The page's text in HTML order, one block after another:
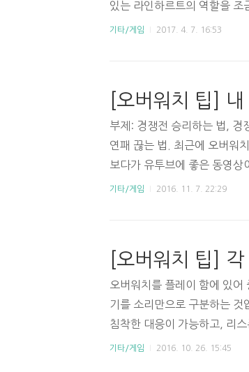
있는 라인하르트의 역할을
번 국도) - 공격팀이 화물을
1 아나 (공격력 80 → 60) - 이
또 너프가 됐습니다. 체력이
기타/게임 2017. 4. 7. 16:53
부제: 경쟁전 승리하는 법, 경
연패 끊는 법. 최근에 오버워
보다가 유투브에 좋은 동영
www.youtube.com/
에요. (저도 이 영상을 보고
쟁전 상대 및 아군 매칭은 '
기타/게임 2016. 11. 7. 22:29
오버워치를 플레이 함에 있
기를 소리만으로 구분하는 것
침착한 대응이 가능하고, 리
기 쉽습니다. 어쨋든 구분할
기타/게임 2016. 10. 26. 15:45